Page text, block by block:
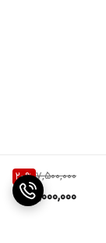
7,500,000
20%
6,000,000